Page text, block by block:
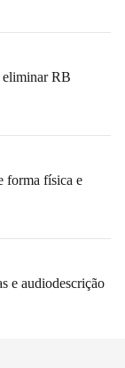
eliminar RB
forma física e
e audiodescrição